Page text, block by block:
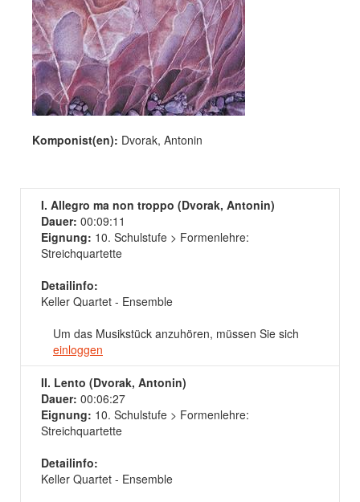
Komponist(en): Dvorak, Antonin
I. Allegro ma non troppo (Dvorak, Antonin)
Dauer: 00:09:11
Eignung: 10. Schulstufe > Formenlehre:
Streichquartette
Detailinfo:
Keller Quartet - Ensemble
Um das Musikstück anzuhören, müssen Sie sich
einloggen
II. Lento (Dvorak, Antonin)
Dauer: 00:06:27
Eignung: 10. Schulstufe > Formenlehre:
Streichquartette
Detailinfo:
Keller Quartet - Ensemble